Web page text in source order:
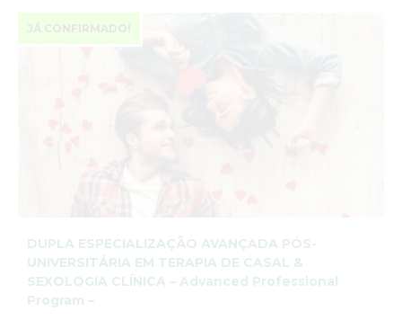
JÁ CONFIRMADO!
DUPLA ESPECIALIZAÇÃO AVANÇADA PÓS-
UNIVERSITÁRIA EM TERAPIA DE CASAL &
SEXOLOGIA CLÍNICA – Advanced Professional
Program –